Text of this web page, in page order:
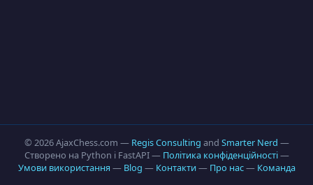
© 2026 AjaxChess.com — Regis Consulting and Smarter Nerd —
Створено на Python і FastAPI — Політика конфіденційності—
Умови використання — Blog — Контакти— Про нас— Команда